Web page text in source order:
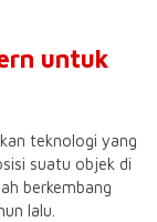
untuk
teknologi yang
suatu objek di
berkembang
lalu.